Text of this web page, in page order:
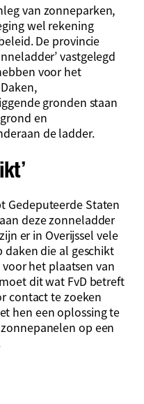
van zonneparken,
wel rekening
De provincie
vastgelegd
voor het
gronden staan
en
de ladder.
Gedeputeerde Staten
deze zonneladder
er in Overijssel vele
die al geschikt
het plaatsen van
dit wat FvD betreft
contact te zoeken
hen een oplossing te
op een